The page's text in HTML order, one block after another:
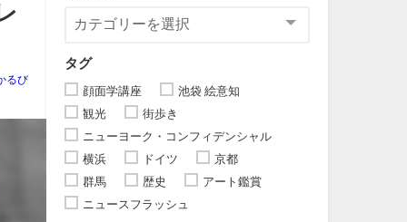
るび
タグ
顔面学講座
池袋 絵意知
観光
街歩き
ニューヨーク・コンフィデンシャル
横浜
ドイツ
京都
群馬
歴史
アート鑑賞
ニュースフラッシュ